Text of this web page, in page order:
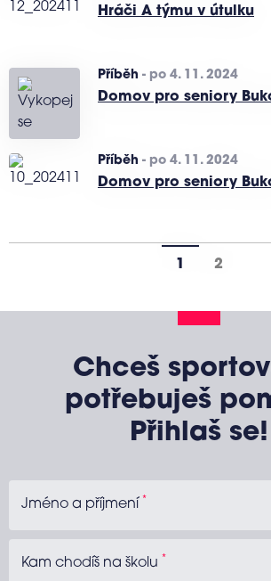
Hráči A týmu v útulku
Příběh - po 4. 11. 2024
Domov pro seniory
Příběh - po 4. 11. 2024
Domov pro seniory
1 2
Chceš
potřebuješ
Přihlaš se!
Jméno a příjmení *
Kam chodíš na školu *